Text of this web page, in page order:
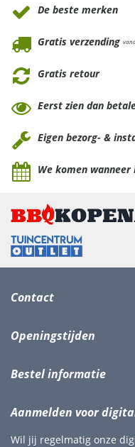
De beste merken
Gratis verzending
Gratis retour
Eerst zien dan
Eigen bezorg- &
We komen
Contact
Openingstijden
Bestel informatie
Aanmelden voor
Wil jij regelmatig onze